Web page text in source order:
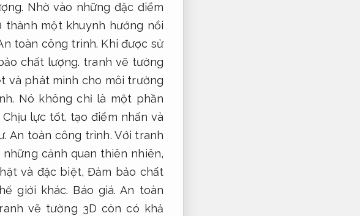
Nhờ vào những đặc điểm
một khuynh hướng nổi
toàn công trình. Khi được sử
chất lượng. tranh vẽ tường
và phát minh cho môi trường
Nó không chỉ là một phần
Chịu lực tốt. tạo điểm nhấn và
An toàn công trình. Với tranh
cảnh quan thiên nhiên,
và đặc biệt,Đảm bảo chất
giới khác. Báo giá. An toàn
vẽ tường 3D còn có khả